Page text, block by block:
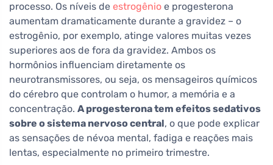
processo. Os níveis de estrogênio e progesterona
aumentam dramaticamente durante a gravidez – o
estrogênio, por exemplo, atinge valores muitas vezes
superiores aos de fora da gravidez. Ambos os
hormônios influenciam diretamente os
neurotransmissores, ou seja, os mensageiros químicos
do cérebro que controlam o humor, a memória e a
concentração. A progesterona tem efeitos sedativos
sobre o sistema nervoso central, o que pode explicar
as sensações de névoa mental, fadiga e reações mais
lentas, especialmente no primeiro trimestre.